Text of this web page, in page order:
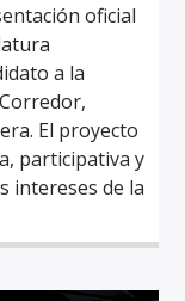
oficial
a la
El proyecto
participativa y
intereses de la